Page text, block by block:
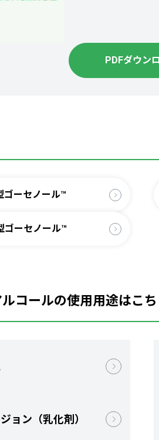
PDFダウン
ゴーセノール™
ゴーセノール™
コールの使用用途はこち
ョン（乳化剤）